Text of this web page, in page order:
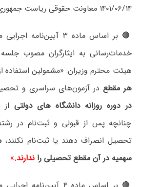
۱۴۰۱/۰۶/۱۴ معاونت حقوقی ریاست جمهوری:
هیئت محترم وزیران: «مشمولین استفاده
هر مقطع در آزمون‌های سراسری و
در دوره روزانه دانشگاه های دولتی
چنانچه پس از قبولی و ثبت‌نام در
تحصیل انصراف دهند یا ثبت‌نام نکنند،
سهمیه در آن مقطع تحصیلی راندارند.»